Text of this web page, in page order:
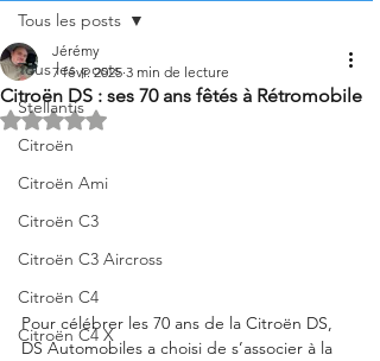
Tous les posts
Stellantis
Citroën
Citroën Ami
Citroën C3
Citroën C3 Aircross
Citroën C4
Citroën C4 X
Tous les posts
Citroën DS : ses 70 ans fêtés à Rétromobile
Jérémy
7 févr. 2025 3 min de lecture
Noté NaN étoiles sur 5.
Pour célébrer les 70 ans de la Citroën DS,
DS Automobiles a choisi de s’associer à la